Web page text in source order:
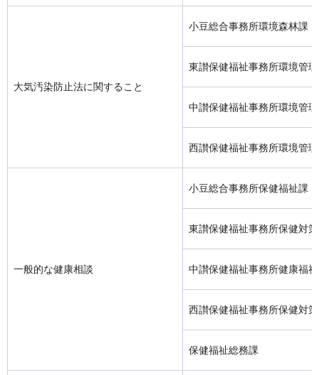
大気汚染防止法に関すること
小豆総合事務所環境森林課
東讃保健福祉事務所環境管
中讃保健福祉事務所環境管
西讃保健福祉事務所環境管
一般的な健康相談
小豆総合事務所保健福祉課
東讃保健福祉事務所保健対
中讃保健福祉事務所健康福
西讃保健福祉事務所保健対
保健福祉総務課